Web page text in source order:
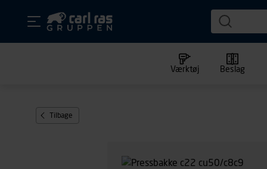
Værktøj Beslag
Tilbage